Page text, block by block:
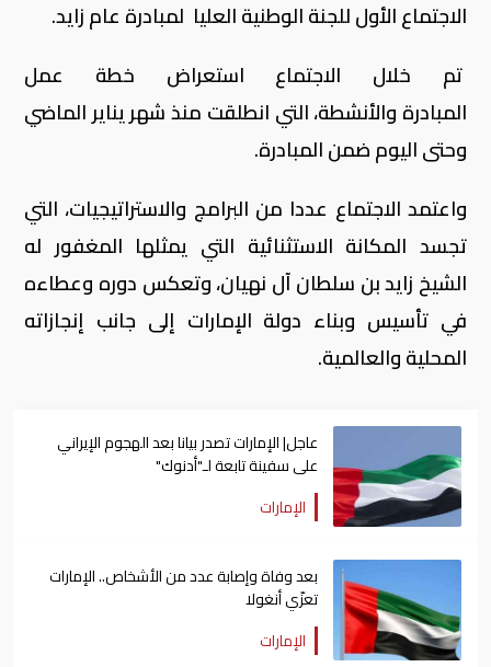
الاجتماع الأول للجنة الوطنية العليا لمبادرة عام زايد.
تم خلال الاجتماع استعراض خطة عمل
المبادرة والأنشطة، التي انطلقت منذ شهر يناير الماضي
وحتى اليوم ضمن المبادرة.
واعتمد الاجتماع عددا من البرامج والاستراتيجيات، التي
تجسد المكانة الاستثنائية التي يمثلها المغفور له
الشيخ زايد بن سلطان آل نهيان، وتعكس دوره وعطاءه
في تأسيس وبناء دولة الإمارات إلى جانب إنجازاته
المحلية والعالمية.
عاجل| الإمارات تصدر بيانا بعد الهجوم الإيراني
على سفينة تابعة لـ"أدنوك"
الإمارات
بعد وفاة وإصابة عدد من الأشخاص.. الإمارات
تعزّي أنغولا
الإمارات